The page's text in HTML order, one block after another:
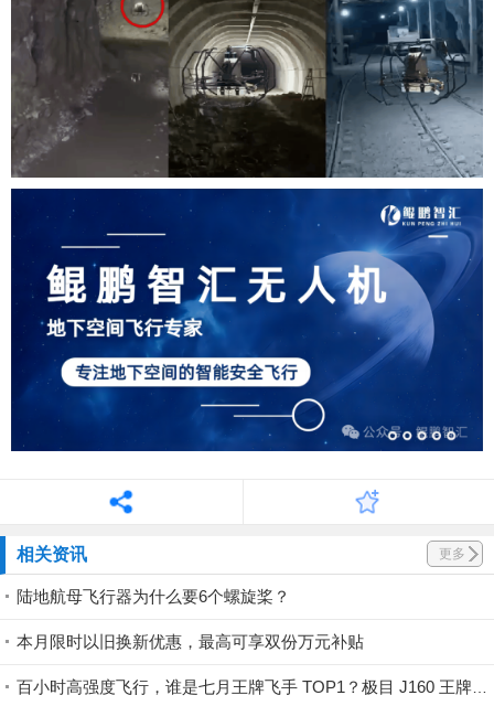
相关资讯 更多
陆地航母飞行器为什么要6个螺旋桨？
本月限时以旧换新优惠，最高可享双份万元补贴